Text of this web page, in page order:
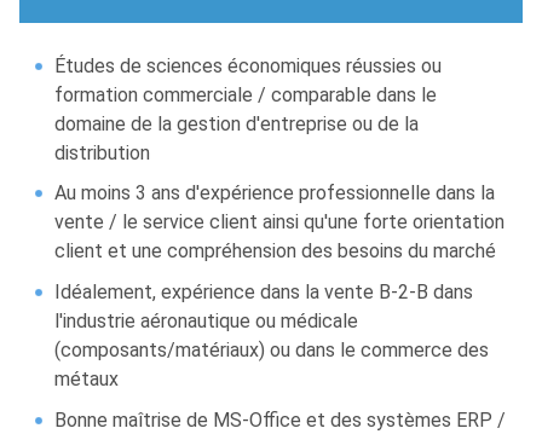
Études de sciences économiques réussies ou
formation commerciale / comparable dans le
domaine de la gestion d'entreprise ou de la
distribution
Au moins 3 ans d'expérience professionnelle dans la
vente / le service client ainsi qu'une forte orientation
client et une compréhension des besoins du marché
Idéalement, expérience dans la vente B-2-B dans
l'industrie aéronautique ou médicale
(composants/matériaux) ou dans le commerce des
métaux
Bonne maîtrise de MS-Office et des systèmes ERP /